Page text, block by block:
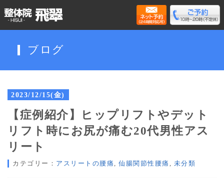
ブログ
2023/12/15(金)
【症例紹介】ヒップリフトやデット
リフト時にお尻が痛む20代男性アス
リート
カテゴリー： アスリートの腰痛 , 仙腸関節性腰痛 , 未分類